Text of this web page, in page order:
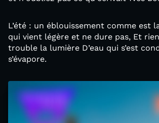
L’été : un éblouissement comme est
qui vient légère et ne dure pas, Et rien
trouble la lumière D’eau qui s’est
s’évapore.